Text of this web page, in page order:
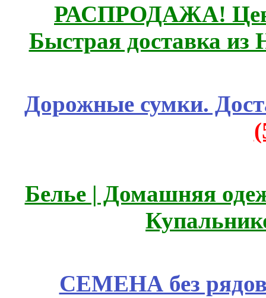
РАСПРОДАЖА!
Быстрая доставка из
Дорожные сумки.
Белье | Домашняя
СЕМЕНА без